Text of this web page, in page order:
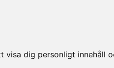
dig personligt innehåll